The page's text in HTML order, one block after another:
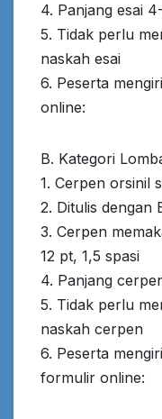
4. Panjang esai
5. Tidak perlu
naskah esai
6. Peserta
online:
B. Kategori
1. Cerpen orsinil
2. Ditulis dengan
3. Cerpen
12 pt, 1,5 spasi
4. Panjang
5. Tidak perlu
naskah cerpen
6. Peserta
formulir online: